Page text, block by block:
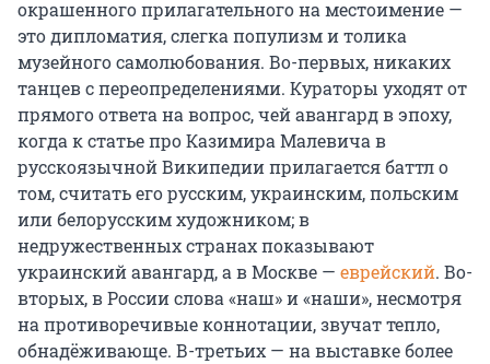
окрашенного прилагательного на местоимение —
это дипломатия, слегка популизм и толика
музейного самолюбования. Во-первых, никаких
танцев с переопределениями. Кураторы уходят от
прямого ответа на вопрос, чей авангард в эпоху,
когда к статье про Казимира Малевича в
русскоязычной Википедии прилагается баттл о
том, считать его русским, украинским, польским
или белорусским художником; в
недружественных странах показывают
украинский авангард, а в Москве — еврейский. Во-
вторых, в России слова «наш» и «наши», несмотря
на противоречивые коннотации, звучат тепло,
обнадёживающе. В-третьих — на выставке более